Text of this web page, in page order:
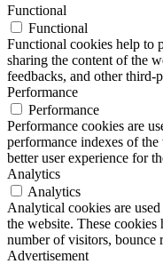
Functional
Functional
Functional cookies help to
sharing the content of the
feedbacks, and other third-
Performance
Performance
Performance cookies are
performance indexes of
better user experience for
Analytics
Analytics
Analytical cookies are
the website. These
number of visitors, bounce
Advertisement